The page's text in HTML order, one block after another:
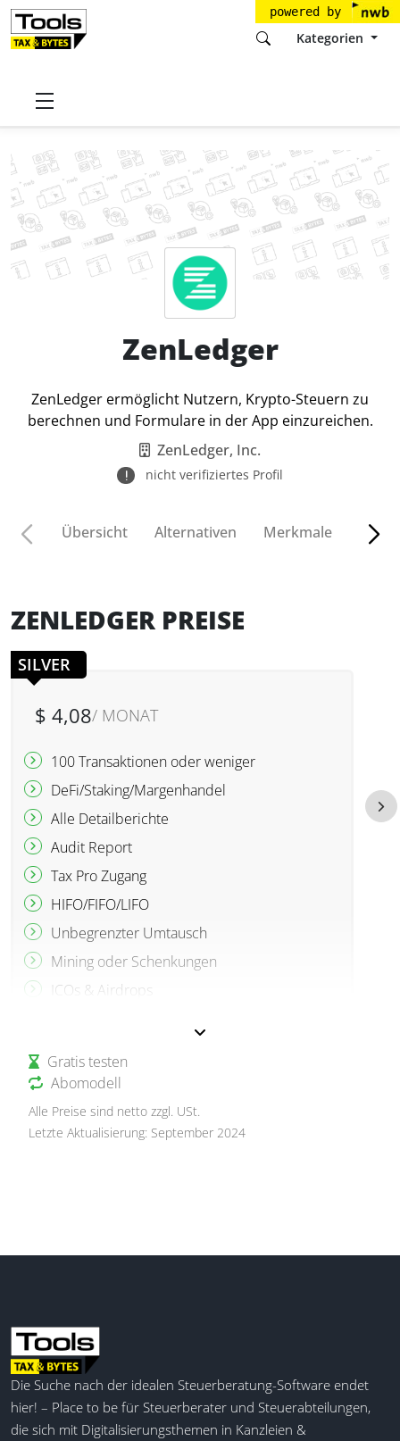
powered by
Kategorien
Startseite
ZenLedger
ZenLedger ermöglicht Nutzern, Krypto-Steuern zu
berechnen und Formulare in der App einzureichen.
ZenLedger, Inc.
nicht verifiziertes Profil
Übersicht Alternativen Merkmale
ZENLEDGER PREISE
SILVER
$ 4,08/ MONAT
100 Transaktionen oder weniger
DeFi/Staking/Margenhandel
Alle Detailberichte
Audit Report
Tax Pro Zugang
HIFO/FIFO/LIFO
Unbegrenzter Umtausch
Mining oder Schenkungen
ICOs & Airdrops
TurboTax-Integration
Gratis testen
Abomodell
Alle Preise sind netto zzgl. USt.
Letzte Aktualisierung: September 2024
Die Suche nach der idealen Steuerberatung-Software endet
hier! – Place to be für Steuerberater und Steuerabteilungen,
die sich mit Digitalisierungsthemen in Kanzleien &